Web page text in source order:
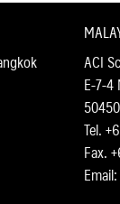
ACI
E-7-4
Tel.
Fax.